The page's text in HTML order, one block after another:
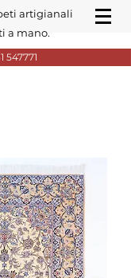
artigianali
a mano.
547771